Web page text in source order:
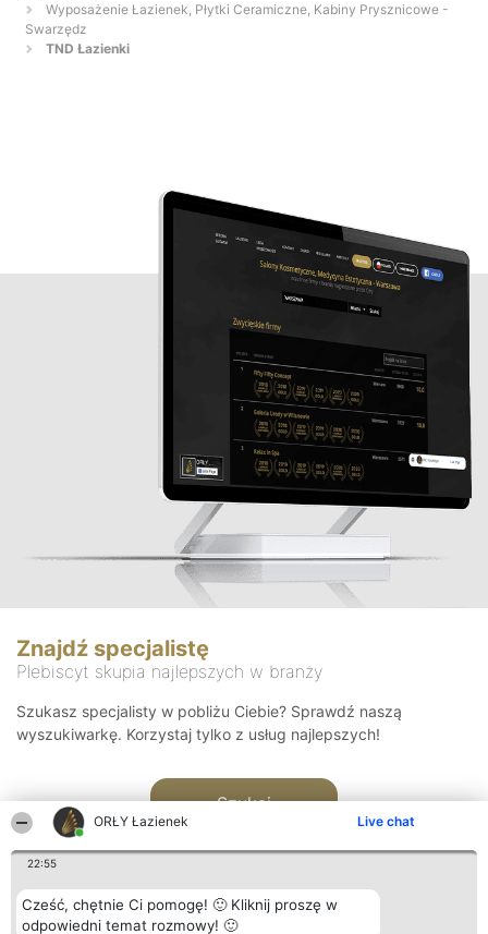
ORŁY Łazienek Live chat
22:55
Cześć, chętnie Ci pomogę! 🙂 Kliknij proszę w
odpowiedni temat rozmowy! 🙂
Wyposażenie Łazienek, Płytki Ceramiczne, Kabiny Prysznicowe -
Swarzędz
TND Łazienki
Znajdź specjalistę
Plebiscyt skupia najlepszych w branży
Szukasz specjalisty w pobliżu Ciebie? Sprawdź naszą
wyszukiwarkę. Korzystaj tylko z usług najlepszych!
Szukaj